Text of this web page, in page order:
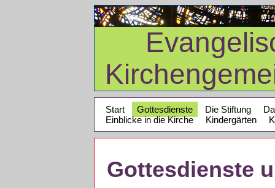
Start Gottesdienste Die Stiftung
Einblicke in die Kirche
Kindergärten
Gottesdienste